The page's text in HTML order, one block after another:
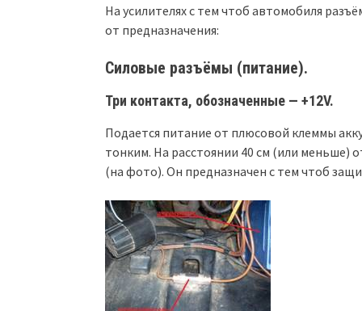
На усилителях с тем чтоб автомобиля
от предназначения:
Силовые разъёмы (питание).
Три контакта, обозначенные — +12V.
Подается питание от плюсовой клеммы
тонким. На расстоянии 40 см (или меньше)
(на фото). Он предназначен с тем чтоб